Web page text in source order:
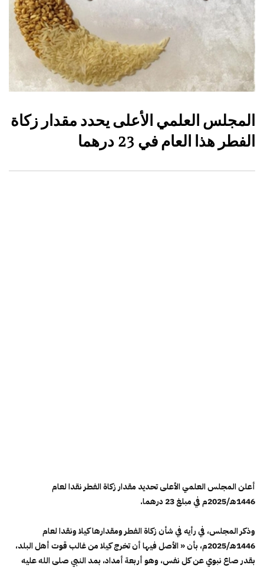
المجلس العلمي الأعلى يحدد مقدار زكاة
الفطر هذا العام في 23 درهما
أعلن المجلس العلمي الأعلى تحديد مقدار زكاة الفطر نقدا لعام
1446هـ/2025م في مبلغ 23 درهما.
وذكر المجلس، في رأيه في شأن زكاة الفطر ومقدارها كيلا ونقدا لعام
1446هـ/2025م، بأن « الأصل فيها أن تخرج كيلا من غالب قوت أهل البلد،
بقدر صاع نبوي عن كل نفس، وهو أربعة أمداد، بمد النبي صلى الله عليه